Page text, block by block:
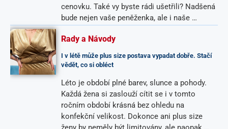
cenovku. Také vy byste rádi ušetřili? Nadšená
bude nejen vaše peněženka, ale i naše …
Rady a Návody
I v létě může plus size postava vypadat dobře. Stačí
vědět, co si obléct
Léto je období plné barev, slunce a pohody.
Každá žena si zaslouží cítit se i v tomto
ročním období krásná bez ohledu na
konfekční velikost. Dokonce ani plus size